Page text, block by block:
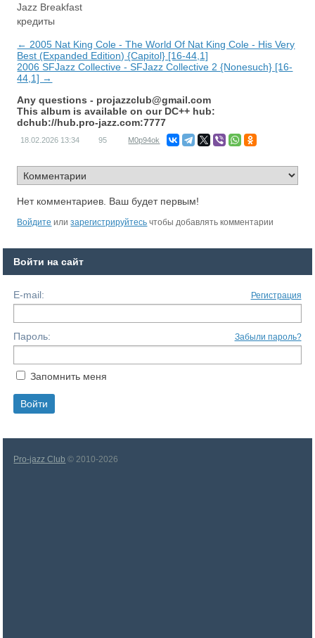
Jazz Breakfast
кредиты
← 2005 Nat King Cole - The World Of Nat King Cole - His Very
Best (Expanded Edition) {Capitol} [16-44,1]
2006 SFJazz Collective - SFJazz Collective 2 {Nonesuch} [16-
44,1] →
Any questions - projazzclub@gmail.com
This album is available on our DC++ hub:
dchub://hub.pro-jazz.com:7777
18.02.2026 13:34 95 M0p94ok
Нет комментариев. Ваш будет первым!
Войдите илизарегистрируйтесь чтобы добавлять комментарии
Войти на сайт
E-mail: Регистрация
Пароль: Забыли пароль?
Запомнить меня
Pro-jazz Club © 2010-2026